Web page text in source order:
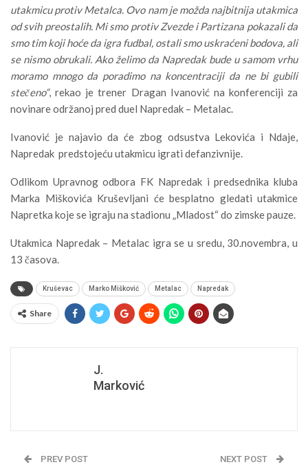
utakmicu protiv Metalca. Ovo nam je možda najbitnija utakmica
od svih preostalih. Mi smo protiv Zvezde i Partizana pokazali da
smo tim koji hoće da igra fudbal, ostali smo uskraćeni bodova, ali
se nismo obrukali. Ako želimo da Napredak bude u samom vrhu
moramo mnogo da poradimo na koncentraciji da ne bi gubili
stečeno“, rekao je trener Dragan Ivanović na konferenciji za
novinare održanoj pred duel Napredak – Metalac.
Ivanović je najavio da će zbog odsustva Lekovića i Ndaje,
Napredak predstojeću utakmicu igrati defanzivnije.
Odlikom Upravnog odbora FK Napredak i predsednika kluba
Marka Miškovića Kruševljani će besplatno gledati utakmice
Napretka koje se igraju na stadionu „Mladost“ do zimske pauze.
Utakmica Napredak – Metalac igra se u sredu, 30.novembra, u
13 časova.
Kruševac Marko Mišković Metalac Napredak
Share
J.
Marković
PREV POST NEXT POST